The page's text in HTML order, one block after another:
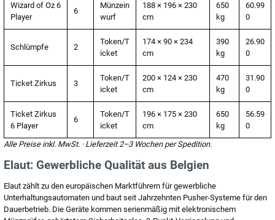
Wizard of Oz 6
Player
6
Münzein
wurf
188 × 196 × 230
cm
650
kg
60.99
0
Schlümpfe 2
Token/T
icket
174 × 90 × 234
cm
390
kg
26.90
0
Ticket Zirkus 3
Token/T
icket
200 × 124 × 230
cm
470
kg
31.90
0
Ticket Zirkus
6 Player
6
Token/T
icket
196 × 175 × 230
cm
650
kg
56.59
0
Alle Preise inkl. MwSt. · Lieferzeit 2–3 Wochen per Spedition.
Elaut: Gewerbliche Qualität aus Belgien
Elaut zählt zu den europäischen Marktführern für gewerbliche
Unterhaltungsautomaten und baut seit Jahrzehnten Pusher-Systeme für den
Dauerbetrieb. Die Geräte kommen serienmäßig mit elektronischem